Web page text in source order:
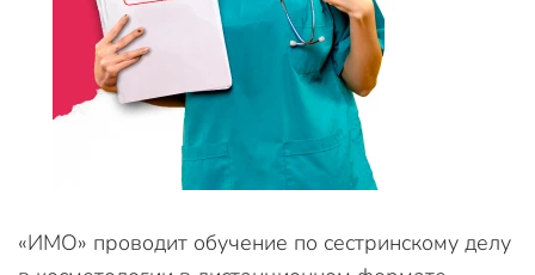
«ИМО» проводит обучение по сестринскому делу